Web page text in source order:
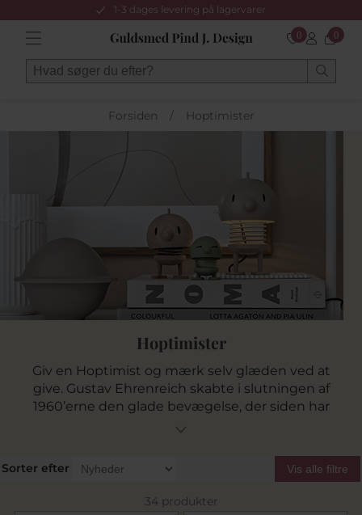
1-3 dages levering på lagervarer
0 0
Forsiden / Hoptimister
Hoptimister
Giv en Hoptimist og mærk selv glæden ved at
give. Gustav Ehrenreich skabte i slutningen af
1960’erne den glade bevægelse, der siden har
fået plads i dansk designhistorie. I dag er der en
du altid finde en Hoptimist, som vil glæde, hvor
end den havner. Det er nemlig hele idéen bag
Hoptimisterne: At sprede glæde og sætte smil
Sorter efter Vis alle filtre
34 produkter